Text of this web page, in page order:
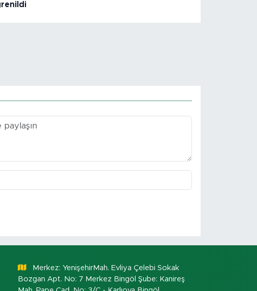
Merkez: YenişehirMah. Evliya Çelebi Sokak
Bozgan Apt. No: 7 Merkez Bingöl Şube: Kanireş